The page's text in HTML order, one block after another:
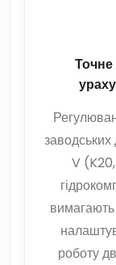
Точне
V
вимагають
роботу